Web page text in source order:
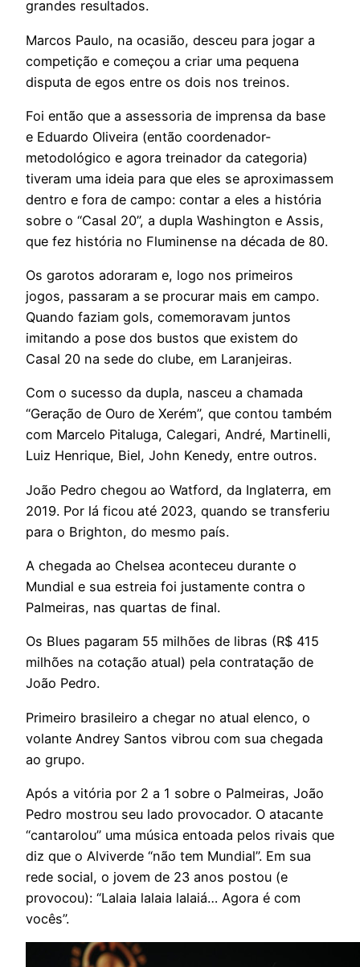
grandes resultados.
Marcos Paulo, na ocasião, desceu para jogar a
competição e começou a criar uma pequena
disputa de egos entre os dois nos treinos.
Foi então que a assessoria de imprensa da base
e Eduardo Oliveira (então coordenador-
metodológico e agora treinador da categoria)
tiveram uma ideia para que eles se aproximassem
dentro e fora de campo: contar a eles a história
sobre o “Casal 20”, a dupla Washington e Assis,
que fez história no Fluminense na década de 80.
Os garotos adoraram e, logo nos primeiros
jogos, passaram a se procurar mais em campo.
Quando faziam gols, comemoravam juntos
imitando a pose dos bustos que existem do
Casal 20 na sede do clube, em Laranjeiras.
Com o sucesso da dupla, nasceu a chamada
“Geração de Ouro de Xerém”, que contou também
com Marcelo Pitaluga, Calegari, André, Martinelli,
Luiz Henrique, Biel, John Kenedy, entre outros.
João Pedro chegou ao Watford, da Inglaterra, em
2019. Por lá ficou até 2023, quando se transferiu
para o Brighton, do mesmo país.
A chegada ao Chelsea aconteceu durante o
Mundial e sua estreia foi justamente contra o
Palmeiras, nas quartas de final.
Os Blues pagaram 55 milhões de libras (R$ 415
milhões na cotação atual) pela contratação de
João Pedro.
Primeiro brasileiro a chegar no atual elenco, o
volante Andrey Santos vibrou com sua chegada
ao grupo.
Após a vitória por 2 a 1 sobre o Palmeiras, João
Pedro mostrou seu lado provocador. O atacante
“cantarolou” uma música entoada pelos rivais que
diz que o Alviverde “não tem Mundial”. Em sua
rede social, o jovem de 23 anos postou (e
provocou): “Lalaia lalaia lalaiá… Agora é com
vocês”.